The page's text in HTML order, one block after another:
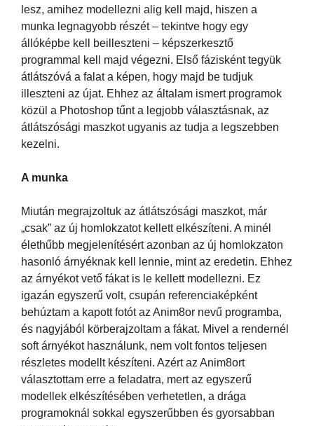
lesz, amihez modellezni alig kell majd, hiszen a
munka legnagyobb részét – tekintve hogy egy
állóképbe kell beilleszteni – képszerkesztő
programmal kell majd végezni. Első fázisként tegyük
átlátszóvá a falat a képen, hogy majd be tudjuk
illeszteni az újat. Ehhez az általam ismert programok
közül a Photoshop tűnt a legjobb választásnak, az
átlátszósági maszkot ugyanis az tudja a legszebben
kezelni.
A munka
Miután megrajzoltuk az átlátszósági maszkot, már
„csak” az új homlokzatot kellett elkészíteni. A minél
élethűbb megjelenítésért azonban az új homlokzaton
hasonló árnyéknak kell lennie, mint az eredetin. Ehhez
az árnyékot vető fákat is le kellett modellezni. Ez
igazán egyszerű volt, csupán referenciaképként
behúztam a kapott fotót az Anim8or nevű programba,
és nagyjából körberajzoltam a fákat. Mivel a rendernél
soft árnyékot használunk, nem volt fontos teljesen
részletes modellt készíteni. Azért az Anim8ort
választottam erre a feladatra, mert az egyszerű
modellek elkészítésében verhetetlen, a drága
programoknál sokkal egyszerűbben és gyorsabban